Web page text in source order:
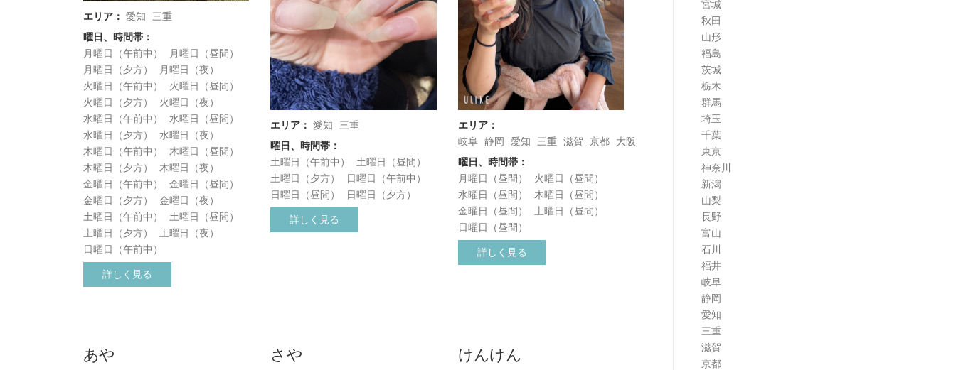
エリア： 愛知
三重
曜日、時間帯：
月曜日（午前中）
月曜日（昼間）
月曜日（夕方）
月曜日（夜）
火曜日（午前中）
火曜日（昼間）
火曜日（夕方）
火曜日（夜）
水曜日（午前中）
水曜日（昼間）
水曜日（夕方）
水曜日（夜）
木曜日（午前中）
木曜日（昼間）
木曜日（夕方）
木曜日（夜）
金曜日（午前中）
金曜日（昼間）
金曜日（夕方）
金曜日（夜）
土曜日（午前中）
土曜日（昼間）
土曜日（夕方）
土曜日（夜）
日曜日（午前中）
詳しく見る
エリア： 愛知
三重
曜日、時間帯：
土曜日（午前中）
土曜日（昼間）
土曜日（夕方）
日曜日（午前中）
日曜日（昼間）
日曜日（夕方）
詳しく見る
エリア：
岐阜 静岡 愛知 三重 滋賀 京都
大阪
曜日、時間帯：
月曜日（昼間）
火曜日（昼間）
水曜日（昼間）
木曜日（昼間）
金曜日（昼間）
土曜日（昼間）
日曜日（昼間）
詳しく見る
あや さや けんけん
ム
宮城
秋田
山形
福島
茨城
栃木
群馬
埼玉
千葉
東京
神奈川
新潟
山梨
長野
富山
石川
福井
岐阜
静岡
愛知
三重
滋賀
京都